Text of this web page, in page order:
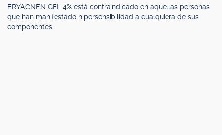
ERYACNEN GEL 4% está contraindicado en aquellas personas
que han manifestado hipersensibilidad a cualquiera de sus
componentes.